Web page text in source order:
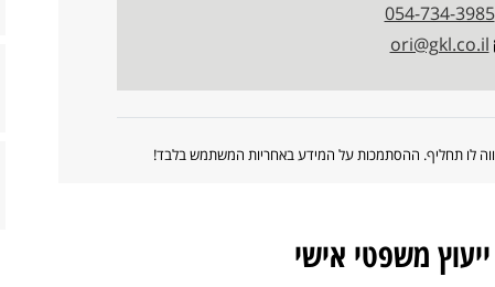
054-734-3985
ori@gkl.co.il
לו תחליף. ההסתמכות על המידע באחריות המשתמש בלבד!
משפטי אישי